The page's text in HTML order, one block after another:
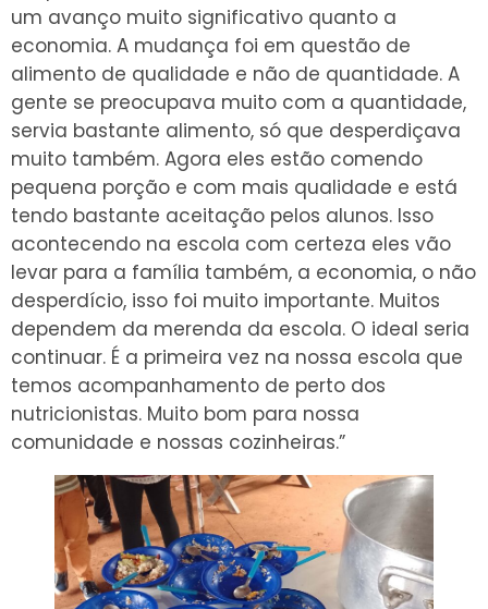
um avanço muito significativo quanto a
economia. A mudança foi em questão de
alimento de qualidade e não de quantidade. A
gente se preocupava muito com a quantidade,
servia bastante alimento, só que desperdiçava
muito também. Agora eles estão comendo
pequena porção e com mais qualidade e está
tendo bastante aceitação pelos alunos. Isso
acontecendo na escola com certeza eles vão
levar para a família também, a economia, o não
desperdício, isso foi muito importante. Muitos
dependem da merenda da escola. O ideal seria
continuar. É a primeira vez na nossa escola que
temos acompanhamento de perto dos
nutricionistas. Muito bom para nossa
comunidade e nossas cozinheiras.”